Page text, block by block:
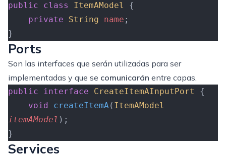
public class ItemAModel
{
    private
String name ;
}
Ports
Son las interfaces que serán utilizadas para ser
implementadas y que se comunicarán entre capas.
public interface CreateItemAInputPort
{
    void
createItemA( ItemAModel
itemAModel );
}
Services